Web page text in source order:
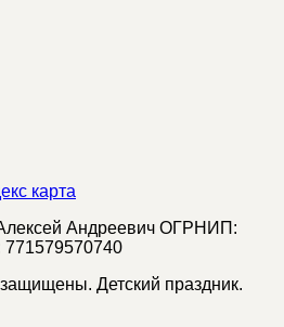
карта
Андреевич ОГРНИП:
Детский праздник.